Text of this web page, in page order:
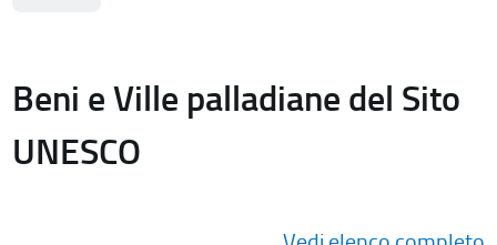
Beni e Ville palladiane del Sito
UNESCO